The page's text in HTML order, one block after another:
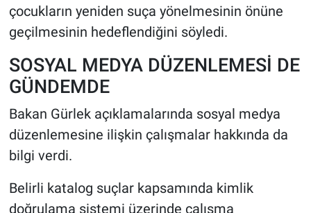
çocukların yeniden suça yönelmesinin önüne
geçilmesinin hedeflendiğini söyledi.
SOSYAL MEDYA DÜZENLEMESİ DE
GÜNDEMDE
Bakan Gürlek açıklamalarında sosyal medya
düzenlemesine ilişkin çalışmalar hakkında da
bilgi verdi.
Belirli katalog suçlar kapsamında kimlik
doğrulama sistemi üzerinde çalışma